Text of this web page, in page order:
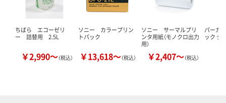
ちばら エコーゼリ
ー 詰替用 2.5L
￥2,990～（税込）
ソニー カラープリン
トパック
￥13,618～（税込）
ソニー サーマルプリ
ンタ用紙（モノクロ出力
用）
￥2,407～（税込）
パーカ
ック ク